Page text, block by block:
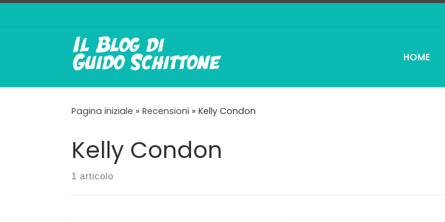
HOME
Pagina iniziale » Recensioni » Kelly Condon
Kelly Condon
1 articolo